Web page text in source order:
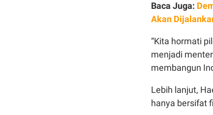
Baca Juga:
Akan
“Kita hormati
menjadi
membangun
Lebih lanjut,
hanya bersifat